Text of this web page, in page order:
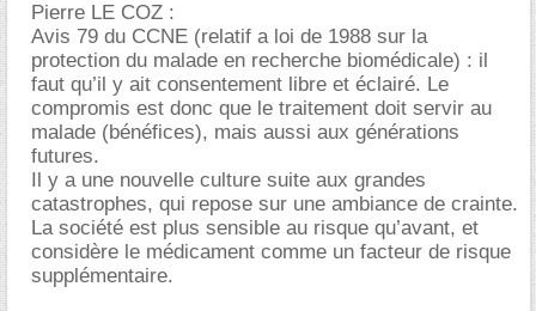
Pierre LE COZ :
Avis 79 du CCNE (relatif a loi de 1988 sur la
protection du malade en recherche biomédicale) : il
faut qu’il y ait consentement libre et éclairé. Le
compromis est donc que le traitement doit servir au
malade (bénéfices), mais aussi aux générations
futures.
Il y a une nouvelle culture suite aux grandes
catastrophes, qui repose sur une ambiance de crainte.
La société est plus sensible au risque qu’avant, et
considère le médicament comme un facteur de risque
supplémentaire.